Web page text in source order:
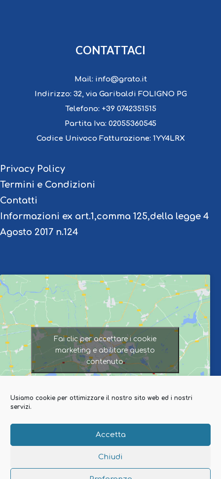
Usiamo cookie per ottimizzare il nostro sito web ed i nostri
servizi.
Accetta
Chiudi
CONTATTACI
Mail: info@grato.it
Indirizzo: 32, via Garibaldi FOLIGNO PG
Telefono: +39 0742351515
Partita Iva: 02055360545
Codice Univoco Fatturazione: 1YY4LRX
Privacy Policy
Termini e Condizioni
Contatti
Informazioni ex art.1,comma 125,della legge 4
Agosto 2017 n.124
Fai clic per accettare i cookie
marketing e abilitare questo
contenuto
© 2026GRATO Viaggi e Vacanze | All Rights Reserved.